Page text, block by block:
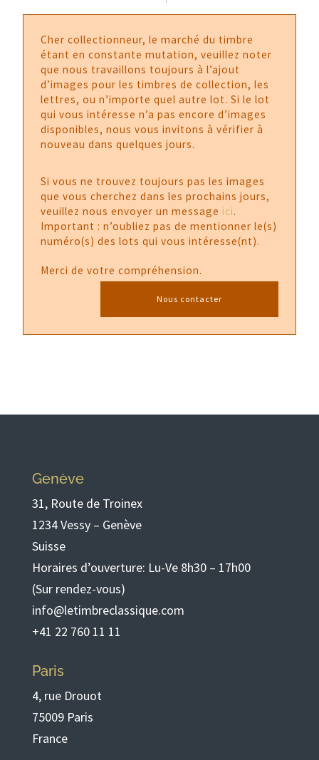
Cher collectionneur, le marché du timbre
étant en constante mutation, veuillez noter
que nous travaillons toujours à l’ajout
d’images pour les timbres de collection, les
lettres, ou n’importe quel autre lot. Si le lot
qui vous intéresse n’a pas encore d’images
disponibles, nous vous invitons à vérifier à
nouveau dans quelques jours.
Si vous ne trouvez toujours pas les images
que vous cherchez dans les prochains jours,
veuillez nous envoyer un message ici.
Important : n’oubliez pas de mentionner le(s)
numéro(s) des lots qui vous intéresse(nt).
Merci de votre compréhension.
Nous contacter
Genève
31, Route de Troinex
1234 Vessy – Genève
Suisse
Horaires d’ouverture: Lu-Ve 8h30 – 17h00
(Sur rendez-vous)
info@letimbreclassique.com
+41 22 760 11 11
Paris
4, rue Drouot
75009 Paris
France